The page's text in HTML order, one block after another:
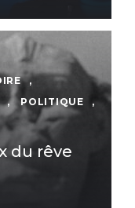
,
, POLITIQUE
,
du rêve